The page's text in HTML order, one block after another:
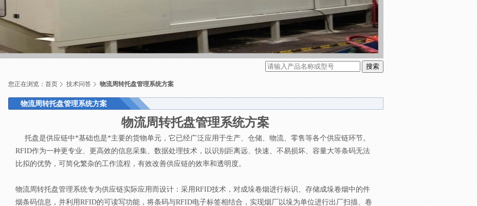
您正在浏览： 首页 技术问答 物流周转托盘管理系统方案
物流周转托盘管理系统方案
物流周转托盘管理系统方案
托盘是供应链中*基础也是*主要的货物单元，它已经广泛应用于生产、仓储、物流、零售等各个供应链环节。
RFID作为一种更专业、更高效的信息采集、数据处理技术，以识别距离远、快速、不易损坏、容量大等条码无法
比拟的优势，可简化繁杂的工作流程，有效改善供应链的效率和透明度。
物流周转托盘管理系统专为供应链实际应用而设计：采用RFID技术，对成垛卷烟进行标识、存储成垛卷烟中的件
烟条码信息，并利用RFID的可读写功能，将条码与RFID电子标签相结合，实现烟厂以垛为单位进行出厂扫描、卷